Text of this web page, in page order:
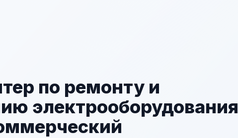
по ремонту и
электрооборудования